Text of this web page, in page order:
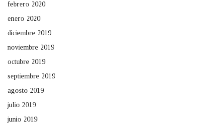
febrero 2020
enero 2020
diciembre 2019
noviembre 2019
octubre 2019
septiembre 2019
agosto 2019
julio 2019
junio 2019